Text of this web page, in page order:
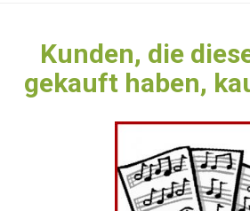
Kunden, die
gekauft haben,